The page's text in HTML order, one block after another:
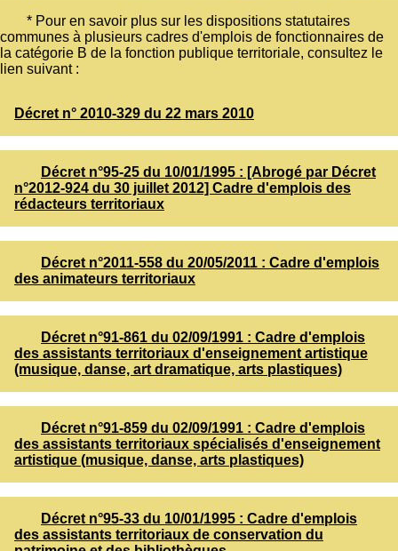
* Pour en savoir plus sur les dispositions statutaires
communes à plusieurs cadres d'emplois de fonctionnaires de
la catégorie B de la fonction publique territoriale, consultez le
lien suivant :
Décret n° 2010-329 du 22 mars 2010
Décret n°95-25 du 10/01/1995 : [Abrogé par Décret
n°2012-924 du 30 juillet 2012] Cadre d'emplois des
rédacteurs territoriaux
Décret n°2011-558 du 20/05/2011 : Cadre d'emplois
des animateurs territoriaux
Décret n°91-861 du 02/09/1991 : Cadre d'emplois
des assistants territoriaux d'enseignement artistique
(musique, danse, art dramatique, arts plastiques)
Décret n°91-859 du 02/09/1991 : Cadre d'emplois
des assistants territoriaux spécialisés d'enseignement
artistique (musique, danse, arts plastiques)
Décret n°95-33 du 10/01/1995 : Cadre d'emplois
des assistants territoriaux de conservation du